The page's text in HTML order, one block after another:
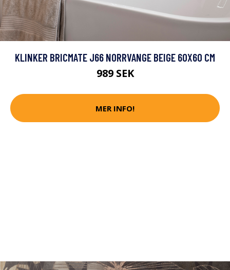
KLINKER BRICMATE J66 NORRVANGE BEIGE 60X60 CM
989 SEK
MER INFO!